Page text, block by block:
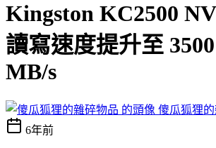
Kingston KC2500
讀寫速度提升至
MB/s
傻瓜狐狸
6年前